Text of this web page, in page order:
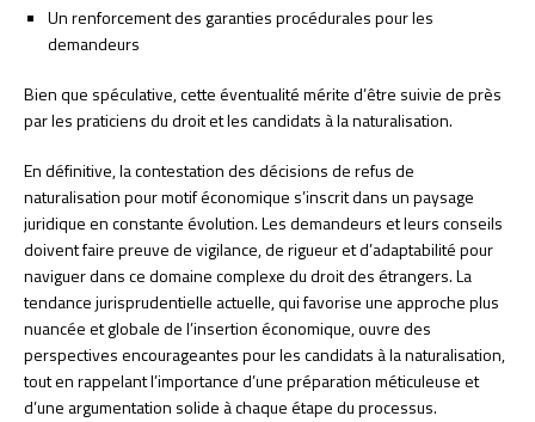
Un renforcement des garanties procédurales pour les
demandeurs
Bien que spéculative, cette éventualité mérite d’être suivie de près
par les praticiens du droit et les candidats à la naturalisation.
En définitive, la contestation des décisions de refus de
naturalisation pour motif économique s’inscrit dans un paysage
juridique en constante évolution. Les demandeurs et leurs conseils
doivent faire preuve de vigilance, de rigueur et d’adaptabilité pour
naviguer dans ce domaine complexe du droit des étrangers. La
tendance jurisprudentielle actuelle, qui favorise une approche plus
nuancée et globale de l’insertion économique, ouvre des
perspectives encourageantes pour les candidats à la naturalisation,
tout en rappelant l’importance d’une préparation méticuleuse et
d’une argumentation solide à chaque étape du processus.